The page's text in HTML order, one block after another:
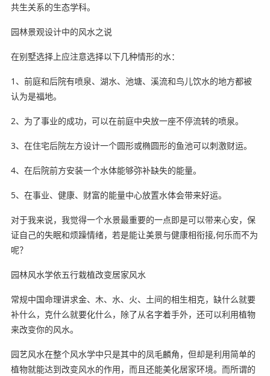
共生关系的生态学科。
园林景观设计中的风水之说
在别墅选择上应注意选择以下几种情形的水：
1、前庭和后院有喷泉、湖水、池塘、溪流和鸟儿饮水的地方都被
认为是福地。
2、为了事业的成功，可以在前庭中央放一座不停流转的喷泉。
3、在住宅后院左方设计一个圆形或椭圆形的鱼池可以刺激财运。
4、在后院前方安装一个水体能够弥补缺失的能量。
5、在事业、健康、财富的能量中心放置水体会带来好运。
对于我来说，我觉得一个水景最重要的一点即是可以带来心安，保
证自己的失眠和烦躁情绪，若是能让美景与健康相衔接,何乐而不为
呢？
园林风水学依五行栽植改变居家风水
常规中国命理讲求金、木、水、火、土间的相生相克，缺什么就要
补什么，克什么就要化什么，除了从名字着手外，还可以利用植物
来改变你的风水。
园艺风水在整个风水学中只是其中的凤毛麟角，但却是利用简单的
植物就能达到改变风水的作用，而且还能美化居家环境。而所谓的